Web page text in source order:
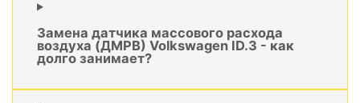
Замена датчика массового расхода
воздуха (ДМРВ) Volkswagen ID.3 - как
долго занимает?